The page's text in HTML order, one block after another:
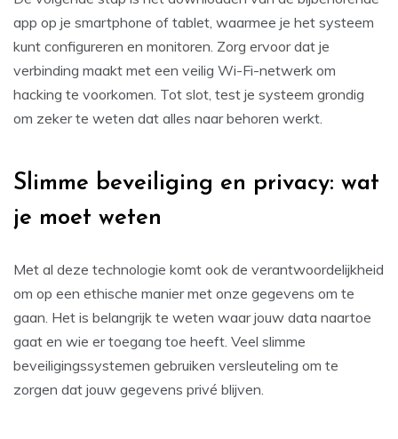
app op je smartphone of tablet, waarmee je het systeem
kunt configureren en monitoren. Zorg ervoor dat je
verbinding maakt met een veilig Wi-Fi-netwerk om
hacking te voorkomen. Tot slot, test je systeem grondig
om zeker te weten dat alles naar behoren werkt.
Slimme beveiliging en privacy: wat
je moet weten
Met al deze technologie komt ook de verantwoordelijkheid
om op een ethische manier met onze gegevens om te
gaan. Het is belangrijk te weten waar jouw data naartoe
gaat en wie er toegang toe heeft. Veel slimme
beveiligingssystemen gebruiken versleuteling om te
zorgen dat jouw gegevens privé blijven.